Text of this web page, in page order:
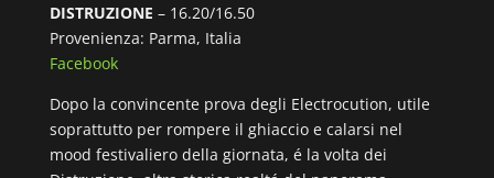
DISTRUZIONE – 16.20/16.50
Provenienza: Parma, Italia
Facebook
Dopo la convincente prova degli Electrocution, utile
soprattutto per rompere il ghiaccio e calarsi nel
mood festivaliero della giornata, é la volta dei